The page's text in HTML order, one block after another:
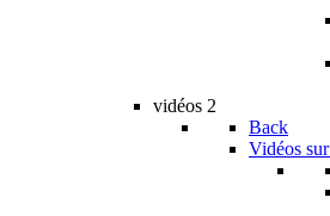
vidéos 2
Back
Vidéos